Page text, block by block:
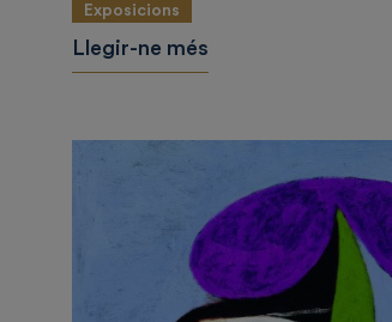
Exposicions
Llegir-ne més